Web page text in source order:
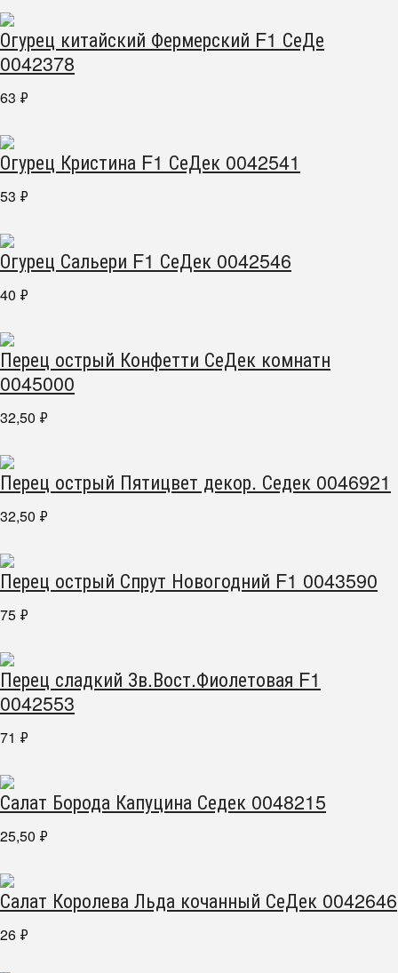
Огурец китайский Фермерский F1 СеДе
0042378
63 ₽
Огурец Кристина F1 СеДек 0042541
53 ₽
Огурец Сальери F1 СеДек 0042546
40 ₽
Перец острый Конфетти СеДек комнатн
0045000
32,50 ₽
Перец острый Пятицвет декор. Седек 0046921
32,50 ₽
Перец острый Спрут Новогодний F1 0043590
75 ₽
Перец сладкий Зв.Вост.Фиолетовая F1
0042553
71 ₽
Салат Борода Капуцина Седек 0048215
25,50 ₽
Салат Королева Льда кочанный СеДек 0042646
26 ₽